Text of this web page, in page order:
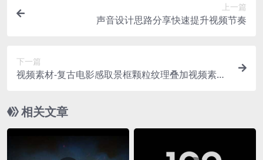
上一篇
声音设计思路分享快速提升视频节奏
下一篇
视频素材-复古电影感取景框颗粒纹理叠加视频素材
相关文章